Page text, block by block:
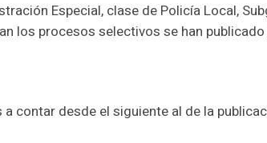
Especial, clase de Policía Local,
los procesos selectivos se han
contar desde el siguiente al de la